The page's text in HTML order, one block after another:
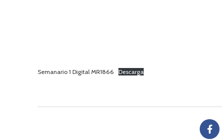
Semanario 1 Digital MR1866 Descarga